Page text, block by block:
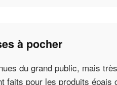
à pocher
du grand public, mais
faits pour les produits épais